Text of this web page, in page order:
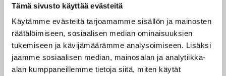
Tämä sivusto käyttää evästeitä
Käytämme evästeitä tarjoamamme sisällön ja mainosten
räätälöimiseen, sosiaalisen median ominaisuuksien
tukemiseen ja kävijämäärämme analysoimiseen. Lisäksi
jaamme sosiaalisen median, mainosalan ja analytiikka-
alan kumppaneillemme tietoja siitä, miten käytät
SECURITY rintamerkki,
musta
10,20 €
musta
15,80€